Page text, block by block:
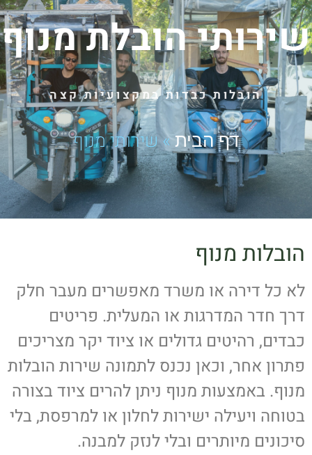
שירותי הובלת מנוף
הובלות כבדות במקצועיות קצה
דף הבית»שירותי מנוף
הובלות מנוף
לא כל דירה או משרד מאפשרים מעבר חלק
דרך חדר המדרגות או המעלית. פריטים
כבדים, רהיטים גדולים או ציוד יקר מצריכים
פתרון אחר, וכאן נכנס לתמונה שירות הובלות
מנוף. באמצעות מנוף ניתן להרים ציוד בצורה
בטוחה ויעילה ישירות לחלון או למרפסת, בלי
סיכונים מיותרים ובלי לנזק למבנה.